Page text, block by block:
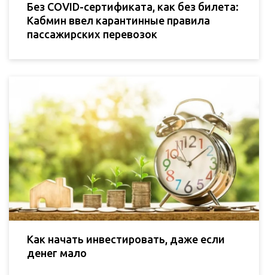
Без СOVID-cертификата, как без билета:
Кабмин ввел карантинные правила
пассажирских перевозок
Как начать инвестировать, даже если
денег мало